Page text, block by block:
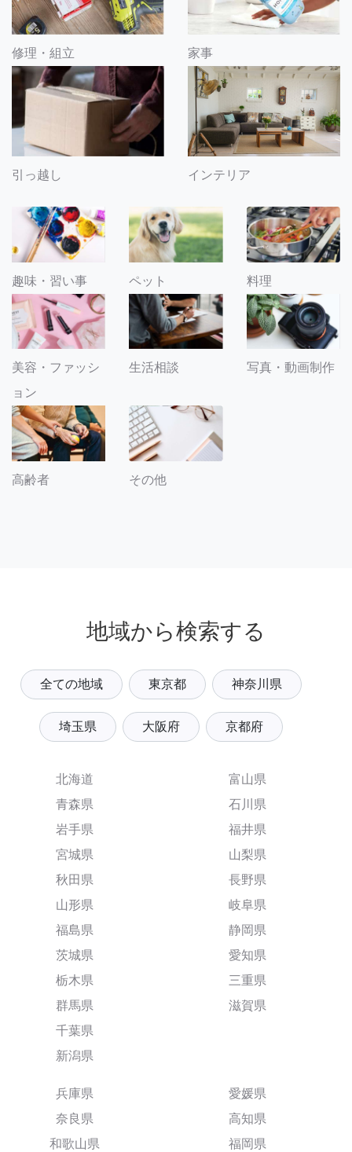
修理・組立 家事
引っ越し インテリア
趣味・習い事 ペット 料理
美容・ファッシ
ョン
生活相談 写真・動画制作
高齢者 その他
地域から検索する
全ての地域 東京都 神奈川県
埼玉県 大阪府 京都府
北海道
青森県
岩手県
宮城県
秋田県
山形県
福島県
茨城県
栃木県
群馬県
千葉県
新潟県
富山県
石川県
福井県
山梨県
長野県
岐阜県
静岡県
愛知県
三重県
滋賀県
兵庫県
奈良県
和歌山県
愛媛県
高知県
福岡県